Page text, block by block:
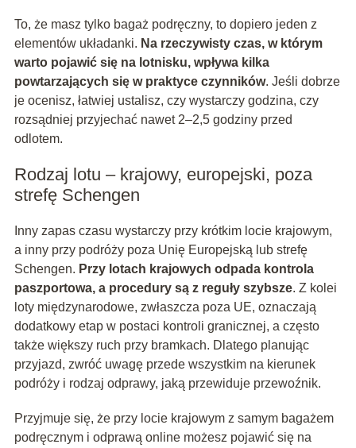
To, że masz tylko bagaż podręczny, to dopiero jeden z
elementów układanki. Na rzeczywisty czas, w którym
warto pojawić się na lotnisku, wpływa kilka
powtarzających się w praktyce czynników. Jeśli dobrze
je ocenisz, łatwiej ustalisz, czy wystarczy godzina, czy
rozsądniej przyjechać nawet 2–2,5 godziny przed
odlotem.
Rodzaj lotu – krajowy, europejski, poza
strefę Schengen
Inny zapas czasu wystarczy przy krótkim locie krajowym,
a inny przy podróży poza Unię Europejską lub strefę
Schengen. Przy lotach krajowych odpada kontrola
paszportowa, a procedury są z reguły szybsze. Z kolei
loty międzynarodowe, zwłaszcza poza UE, oznaczają
dodatkowy etap w postaci kontroli granicznej, a często
także większy ruch przy bramkach. Dlatego planując
przyjazd, zwróć uwagę przede wszystkim na kierunek
podróży i rodzaj odprawy, jaką przewiduje przewoźnik.
Przyjmuje się, że przy locie krajowym z samym bagażem
podręcznym i odprawą online możesz pojawić się na